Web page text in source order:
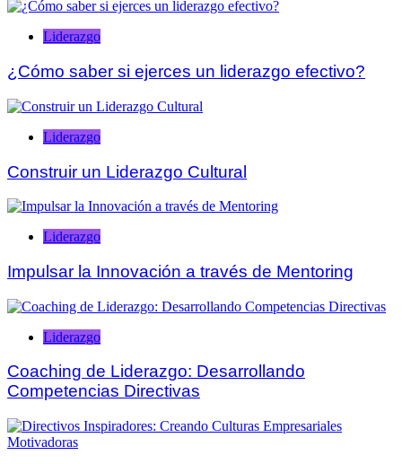
Liderazgo
¿Cómo saber si ejerces un liderazgo efectivo?
Liderazgo
Construir un Liderazgo Cultural
Liderazgo
Impulsar la Innovación a través de Mentoring
Liderazgo
Coaching de Liderazgo: Desarrollando
Competencias Directivas